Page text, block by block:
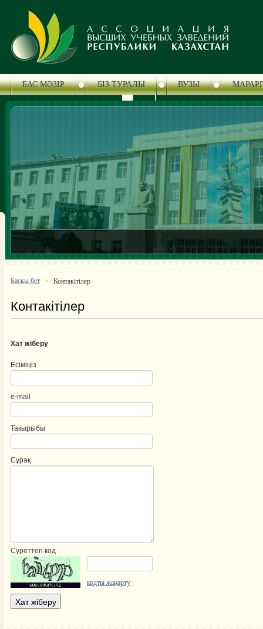
БАС МӘЗІР БІЗ ТУРАЛЫ ВУЗЫ
БАСПАСӨЗ ОРТАЛЫҒЫ
Басқы бет Контакітілер
Контакітілер
Хат жіберу
Есіміңіз
e-mail
Такырыбы
Сұрақ
Суреттегі код
кодты жаңарту